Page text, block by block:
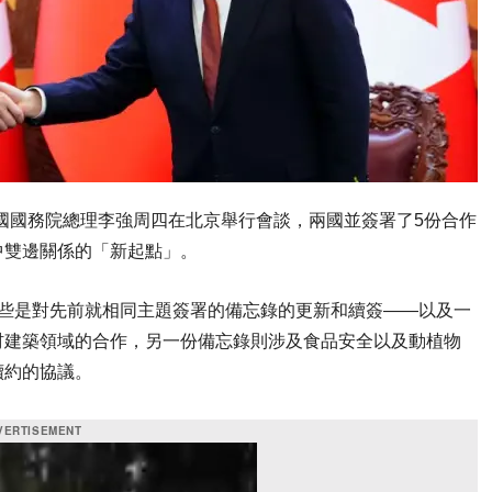
務院總理李強周四在北京舉行會談，兩國並簽署了5份合作
邊關係的「新起點」。
對先前就相同主題簽署的備忘錄的更新和續簽——以及一
築領域的合作，另一份備忘錄則涉及食品安全以及動植物
的協議。